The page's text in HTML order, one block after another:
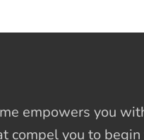
empowers you
compel you to